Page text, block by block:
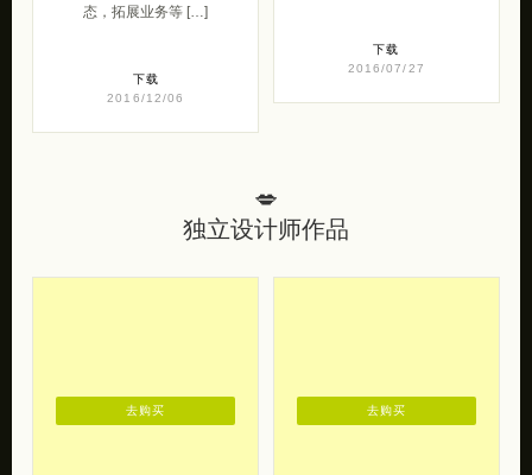
态，拓展业务等 […]
下载
2016/12/06
下载
2016/07/27
💋
独立设计师作品
去购买 去购买